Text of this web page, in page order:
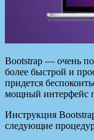
Bootstrap — очень
более быстрой и
придется
мощный интерфейс
Инструкция
следующие